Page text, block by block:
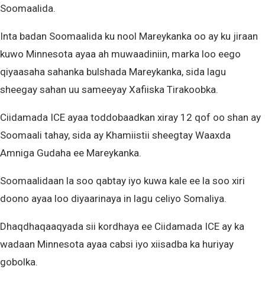
Soomaalida.
Inta badan Soomaalida ku nool Mareykanka oo ay ku jiraan
kuwo Minnesota ayaa ah muwaadiniin, marka loo eego
qiyaasaha sahanka bulshada Mareykanka, sida lagu
sheegay sahan uu sameeyay Xafiiska Tirakoobka.
Ciidamada ICE ayaa toddobaadkan xiray 12 qof oo shan ay
Soomaali tahay, sida ay Khamiistii sheegtay Waaxda
Amniga Gudaha ee Mareykanka.
Soomaalidaan la soo qabtay iyo kuwa kale ee la soo xiri
doono ayaa loo diyaarinaya in lagu celiyo Somaliya.
Dhaqdhaqaaqyada sii kordhaya ee Ciidamada ICE ay ka
wadaan Minnesota ayaa cabsi iyo xiisadba ka huriyay
gobolka.